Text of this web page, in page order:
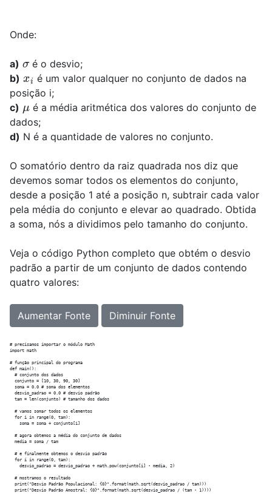
Onde:
a)
é o desvio;
b) x
é um valor qualquer no conjunto de dados na
posição i;
c) μé a média aritmética dos valores do conjunto de
dados;
d) N é a quantidade de valores no conjunto.
O somatório dentro da raiz quadrada nos diz que
devemos somar todos os elementos do conjunto,
desde a posição 1 até a posição n, subtrair cada valor
pela média do conjunto e elevar ao quadrado. Obtida
a soma, nós a dividimos pelo tamanho do conjunto.
Veja o código Python completo que obtém o desvio
padrão a partir de um conjunto de dados contendo
quatro valores:
Aumentar Fonte Diminuir Fonte
# precisamos importar o módulo Math
import math
# função principal do programa
def main():
  # conjunto dos dados
  conjunto = [10, 30, 90, 30]
  soma = 0.0 # soma dos elementos
  desvio_padrao = 0.0 # desvio padrão
  tam = len(conjunto) # tamanho dos dados
  # vamos somar todos os elementos
  for i in range(0, tam):
    soma = soma + conjunto[i]
  # agora obtemos a média do conjunto de dados
  media = soma / tam
  # e finalmente obtemos o desvio padrão
  for i in range(0, tam):
    desvio_padrao = desvio_padrao + math.pow(conjunto[i] - media, 2)
  # mostramos o resultado
  print("Desvio Padrão Populacional: {0}".format(math.sqrt(desvio_padrao / tam)))
  print("Desvio Padrão Amostral: {0}".format(math.sqrt(desvio_padrao / (tam - 1))))